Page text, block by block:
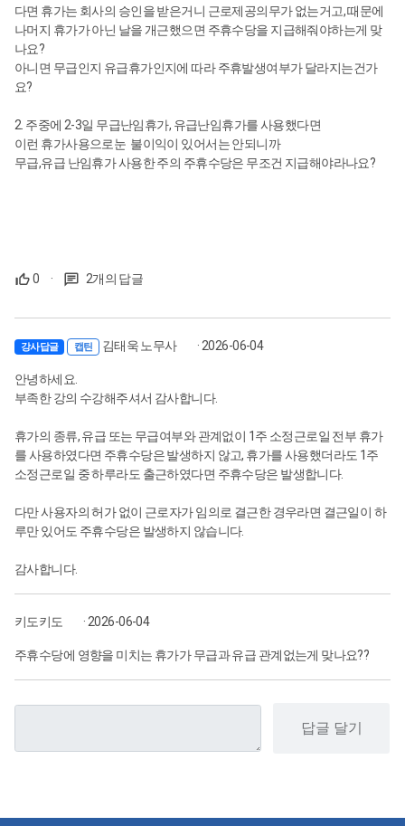
다면 휴가는 회사의 승인을 받은거니 근로제공의무가 없는거고, 때문에
나머지 휴가가 아닌 날을 개근했으면 주휴수당을 지급해줘야하는게 맞
나요?
아니면 무급인지 유급휴가인지에 따라 주휴발생여부가 달라지는건가
요?
2. 주중에 2-3일 무급난임휴가, 유급난임휴가를 사용했다면
이런 휴가사용으로눈 불이익이 있어서는 안되니까
무급,유급 난임휴가 사용한 주의 주휴수당은 무조건 지급해야라나요?
0 · 2개의 답글
강사답글 캡틴 김태욱 노무사 · 2026-06-04
안녕하세요.
부족한 강의 수강해주셔서 감사합니다.
휴가의 종류, 유급 또는 무급여부와 관계없이 1주 소정근로일 전부 휴가
를 사용하였다면 주휴수당은 발생하지 않고, 휴가를 사용했더라도 1주
소정근로일 중 하루라도 출근하였다면 주휴수당은 발생합니다.
다만 사용자의 허가 없이 근로자가 임의로 결근한 경우라면 결근일이 하
루만 있어도 주휴수당은 발생하지 않습니다.
감사합니다.
키도키도 · 2026-06-04
주휴수당에 영향을 미치는 휴가가 무급과 유급 관계없는게 맞나요??
답글 달기